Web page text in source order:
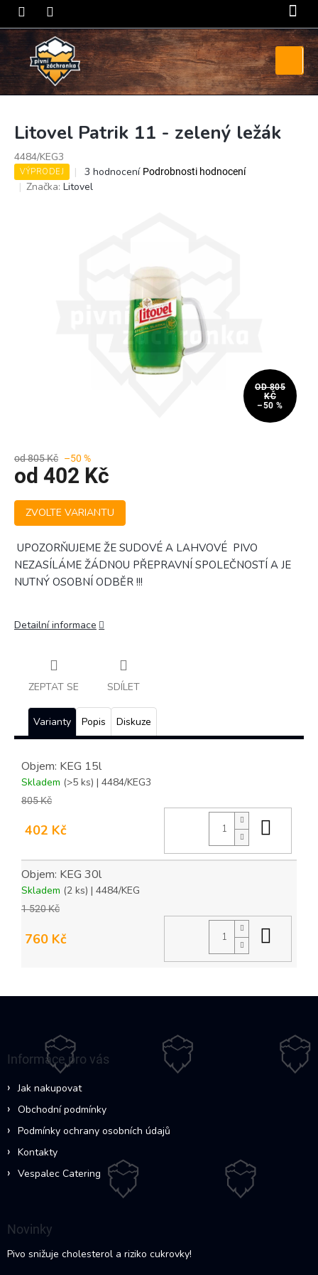
Přejít
obsah
Nákupní
košík
Litovel Patrik 11 - zelený ležák
4484/KEG3
VÝPRODEJ
Průměrné
hodnocení
3 hodnocení Podrobnosti hodnocení
Značka: Litovel
OD 805
KČ
–50 %
od 805 Kč –50 %
od 402 Kč
Měrná
cena:
ZVOLTE VARIANTU
UPOZORŇUJEME ŽE SUDOVÉ A LAHVOVÉ PIVO
NEZASÍLÁME ŽÁDNOU PŘEPRAVNÍ SPOLEČNOSTÍ A JE
NUTNÝ OSOBNÍ ODBĚR !!!
Detailní informace
ZEPTAT SE SDÍLET
Varianty Popis Diskuze
Objem: KEG 15l
Skladem (>5 ks) | 4484/KEG3
805 Kč
402 Kč
Objem: KEG 30l
Skladem (2 ks) | 4484/KEG
1 520 Kč
760 Kč
Informace pro vás
Jak nakupovat
Obchodní podmínky
Podmínky ochrany osobních údajů
Kontakty
Vespalec Catering
Novinky
Pivo snižuje cholesterol a riziko cukrovky!